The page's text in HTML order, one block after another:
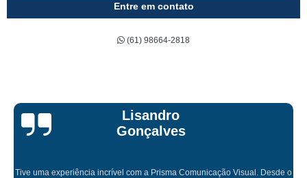
Entre em contato
(61) 98664-2818
Bruna Eduarda